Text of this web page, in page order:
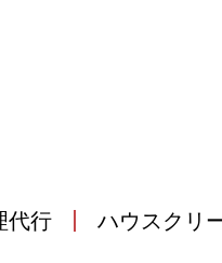
代行 ハウスクリ